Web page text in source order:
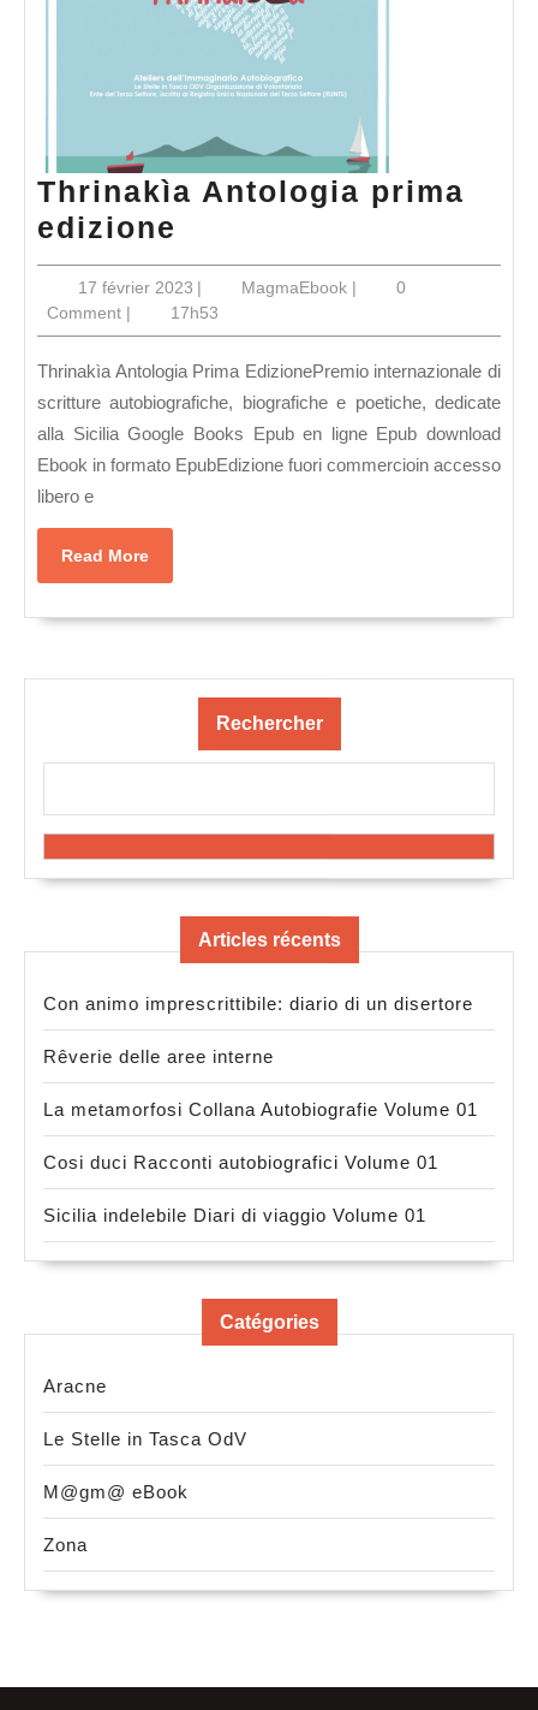
Thrinakìa Antologia prima
edizione
Antologia
prima
edizione
17 février 202317
février
2023
| MagmaEbookMagmaEbook
|
0
Comment | 17h53
Thrinakìa Antologia Prima EdizionePremio internazionale di
scritture autobiografiche, biografiche e poetiche, dedicate
alla Sicilia Google Books Epub en ligne Epub download
Ebook in formato EpubEdizione fuori commercioin accesso
libero e
Read MoreRead
More
Rechercher
Articles récents
Con animo imprescrittibile: diario di un disertore
Rêverie delle aree interne
La metamorfosi Collana Autobiografie Volume 01
Cosi duci Racconti autobiografici Volume 01
Sicilia indelebile Diari di viaggio Volume 01
Catégories
Aracne
Le Stelle in Tasca OdV
M@gm@ eBook
Zona